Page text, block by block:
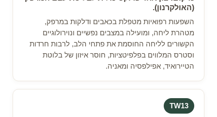
(האולקרנון).
השפעות רפואיות מטפלת בכאבים ודלקות במרפק,
מטהרת ליחה, ומועילה במצבים נפשיים ונוירולוגיים
הקשורים לליחה החוסמת את פתחי הלב, לרבות חרדות
וסטרס המלווים בפלפיטציות, חוסר איזון של בלוטת
הטיירואיד, אפילפסיה ומאניה.
TW13